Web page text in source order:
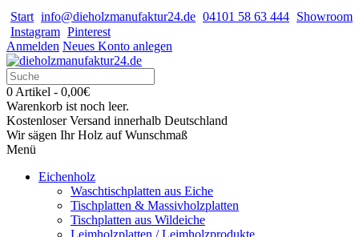
Start info@dieholzmanufaktur24.de 04101 58 63 444 Showroom
Instagram Pinterest
Anmelden Neues Konto anlegen
0 Artikel - 0,00€
Warenkorb ist noch leer.
Kostenloser Versand innerhalb Deutschland
Wir sägen Ihr Holz auf Wunschmaß
Menü
Eichenholz
Waschtischplatten aus Eiche
Tischplatten & Massivholzplatten
Tischplatten aus Wildeiche
Leimholzplatten / Leimholzprodukte